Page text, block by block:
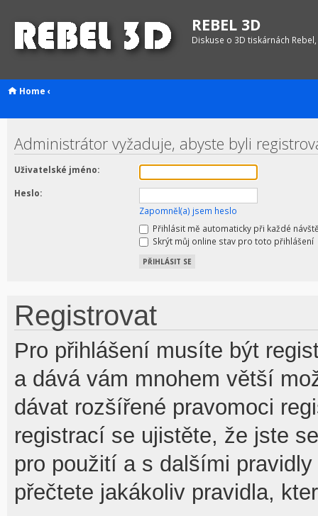
REBEL 3D
Diskuse o 3D tiskárnách
Home ‹
Administrátor vyžaduje, abyste byli
Uživatelské jméno:
Heslo:
Zapomněl(a) jsem heslo
Přihlásit mě automaticky při každé
Skrýt můj online stav pro toto přihlášení
Registrovat
Pro přihlášení musíte být
a dává vám mnohem větší
dávat rozšířené pravomoci
registrací se ujistěte, že jste
pro použití a s dalšími
přečtete jakákoliv pravidla,